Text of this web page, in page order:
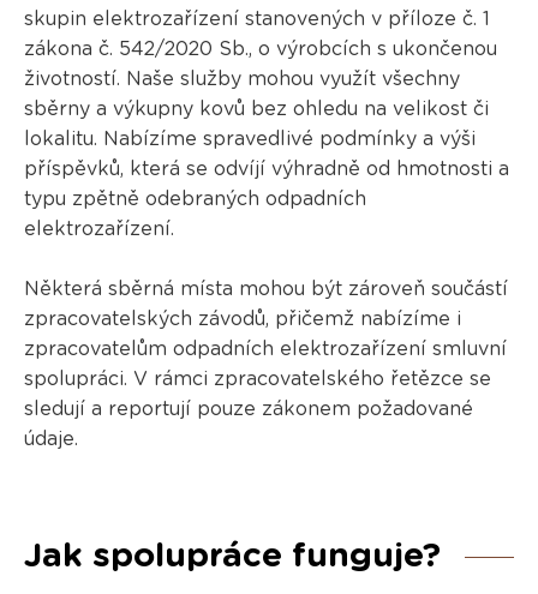
skupin elektrozařízení stanovených v příloze č. 1
zákona č. 542/2020 Sb., o výrobcích s ukončenou
životností. Naše služby mohou využít všechny
sběrny a výkupny kovů bez ohledu na velikost či
lokalitu. Nabízíme spravedlivé podmínky a výši
příspěvků, která se odvíjí výhradně od hmotnosti a
typu zpětně odebraných odpadních
elektrozařízení.
Některá sběrná místa mohou být zároveň součástí
zpracovatelských závodů, přičemž nabízíme i
zpracovatelům odpadních elektrozařízení smluvní
spolupráci. V rámci zpracovatelského řetězce se
sledují a reportují pouze zákonem požadované
údaje.
Jak spolupráce funguje?